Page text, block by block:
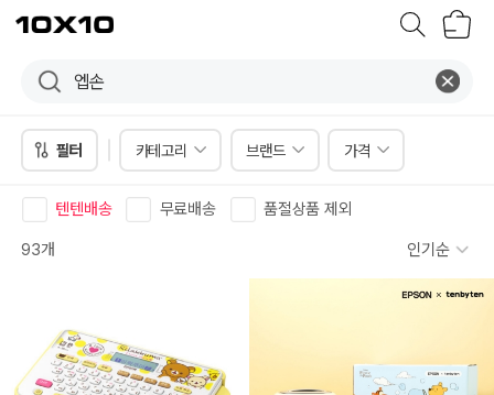
텐
바
필터 카테고리 브랜드 가격
텐텐배송 무료배송 품절상품 제외
93개 인기순